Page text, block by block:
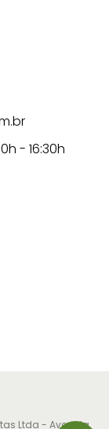
- 16:30h
Ltda - Avenida